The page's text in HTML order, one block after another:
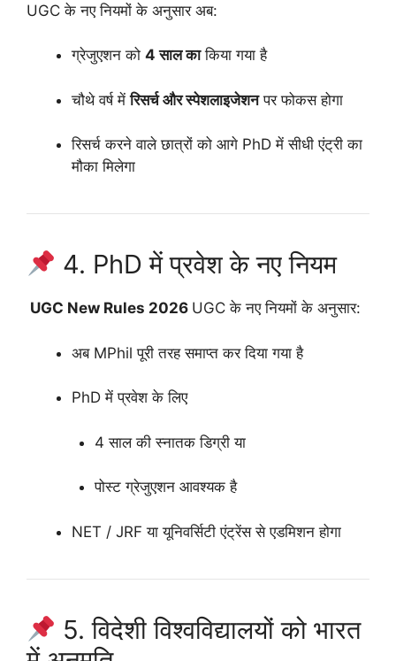
UGC के नए नियमों के अनुसार अब:
ग्रेजुएशन को 4 साल काकिया गया है
चौथे वर्ष मेंरिसर्च और स्पेशलाइजेशनपर फोकस होगा
रिसर्च करने वाले छात्रों को आगे PhD में सीधी एंट्री का
मौका मिलेगा
4. PhD में प्रवेश के नए नियम
UGC New Rules 2026 UGC के नए नियमों के अनुसार:
अब MPhil पूरी तरह समाप्त कर दिया गया है
PhD में प्रवेश के लिए
4 साल की स्नातक डिग्री या
पोस्ट ग्रेजुएशन आवश्यक है
NET / JRF या यूनिवर्सिटी एंट्रेंस से एडमिशन होगा
5. विदेशी विश्वविद्यालयों को भारत